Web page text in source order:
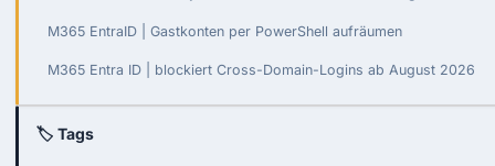
M365 EntraID | Gastkonten per PowerShell aufräumen
M365 Entra ID | blockiert Cross-Domain-Logins ab August 2026
🏷 Tags